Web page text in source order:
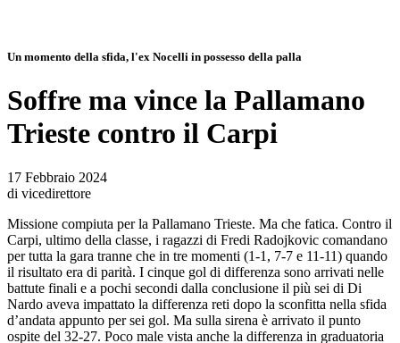
Un momento della sfida, l'ex Nocelli in possesso della palla
Soffre ma vince la Pallamano
Trieste contro il Carpi
17 Febbraio 2024
di vicedirettore
Missione compiuta per la Pallamano Trieste. Ma che fatica. Contro il
Carpi, ultimo della classe, i ragazzi di Fredi Radojkovic comandano
per tutta la gara tranne che in tre momenti (1-1, 7-7 e 11-11) quando
il risultato era di parità. I cinque gol di differenza sono arrivati nelle
battute finali e a pochi secondi dalla conclusione il più sei di Di
Nardo aveva impattato la differenza reti dopo la sconfitta nella sfida
d’andata appunto per sei gol. Ma sulla sirena è arrivato il punto
ospite del 32-27. Poco male vista anche la differenza in graduatoria